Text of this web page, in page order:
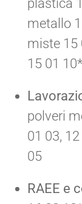
plastica
metallo
miste 15
15 01
polveri
01 03,
05
RAEE e